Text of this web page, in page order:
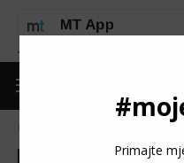
Izdvojeno Trke